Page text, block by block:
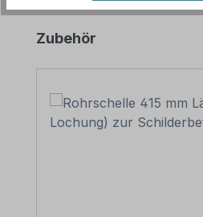
Produktgalerie überspringen
Zubehör